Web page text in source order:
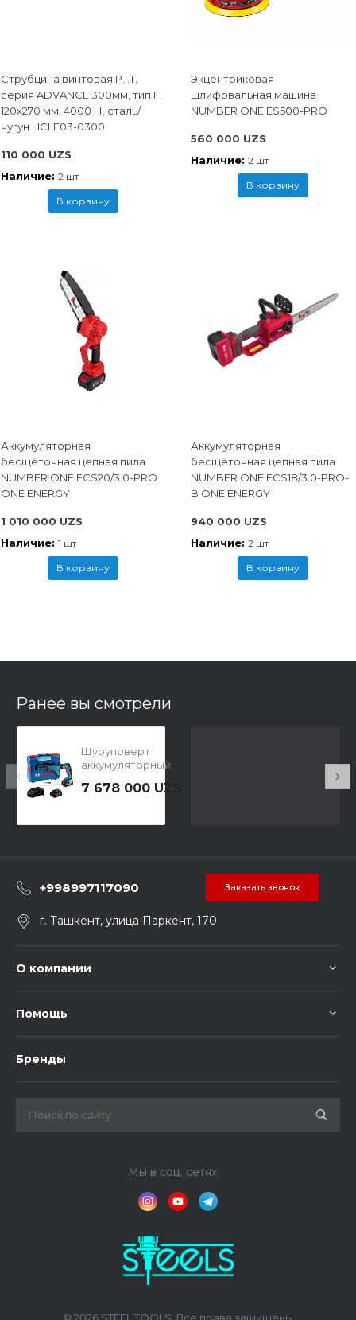
Струбцина винтовая P.I.T.
cерия ADVANCE 300мм, тип F,
120x270 мм, 4000 Н, сталь/
чугун HCLF03-0300
110 000 UZS
Наличие: 2 шт
В корзину
Экцентриковая
шлифовальная машина
NUMBER ONE ES500-PRO
560 000 UZS
Наличие: 2 шт
В корзину
Аккумуляторная
бесщёточная цепная пила
NUMBER ONE ECS20/3.0-PRO
ONE ENERGY
1 010 000 UZS
Наличие: 1 шт
В корзину
Аккумуляторная
бесщёточная цепная пила
NUMBER ONE ECS18/3.0-PRO-
B ONE ENERGY
940 000 UZS
Наличие: 2 шт
В корзину
Ранее вы смотрели
Шуруповерт
аккумуляторный
EC TE
7 678 000 UZS
+998997117090 Заказать звонок
г. Ташкент, улица Паркент, 170
О компании
Помощь
Бренды
Мы в соц. сетях